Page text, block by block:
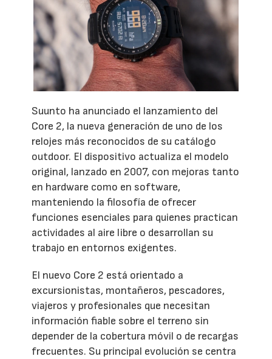
Suunto ha anunciado el lanzamiento del
Core 2, la nueva generación de uno de los
relojes más reconocidos de su catálogo
outdoor. El dispositivo actualiza el modelo
original, lanzado en 2007, con mejoras tanto
en hardware como en software,
manteniendo la filosofía de ofrecer
funciones esenciales para quienes practican
actividades al aire libre o desarrollan su
trabajo en entornos exigentes.
El nuevo Core 2 está orientado a
excursionistas, montañeros, pescadores,
viajeros y profesionales que necesitan
información fiable sobre el terreno sin
depender de la cobertura móvil o de recargas
frecuentes. Su principal evolución se centra